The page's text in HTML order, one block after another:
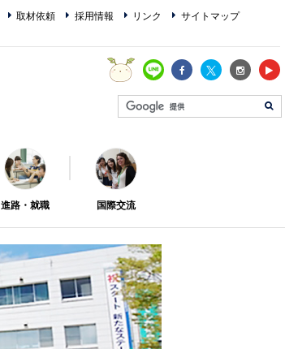
取材依頼 採用情報 リンク
サイトマップ
進路・就職 国際交流